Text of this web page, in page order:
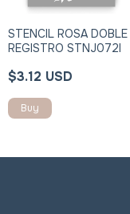
STENCIL ROSA DOBLE
REGISTRO STNJ072I
$3.12 USD
Buy